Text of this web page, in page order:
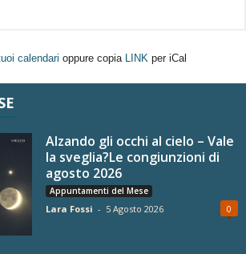
calendari oppure copia LINK per iCal
Alzando gli occhi al cielo – Vale
la sveglia?Le congiunzioni di
agosto 2026
Appuntamenti del Mese
Lara Fossi - 5 Agosto 2026 0